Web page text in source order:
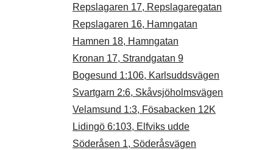
Repslagaren 17, Repslagaregatan
Repslagaren 16, Hamngatan
Hamnen 18, Hamngatan
Kronan 17, Strandgatan 9
Bogesund 1:106, Karlsuddsvägen
Svartgarn 2:6, Skåvsjöholmsvägen
Velamsund 1:3, Fösabacken 12K
Lidingö 6:103, Elfviks udde
Söderåsen 1, Söderåsvägen